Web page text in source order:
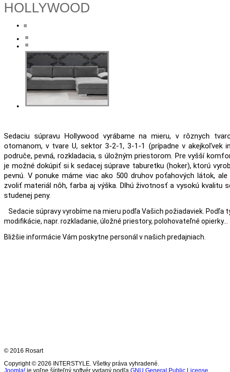
HOLLYWOOD
Sedaciu súpravu Hollywood vyrábame na mieru, v rôznych
otomanom, v tvare U, sektor 3-2-1, 3-1-1 (prípadne v akejkoľvek
područe, pevná, rozkladacia, s úložným priestorom. Pre vyšší
je možné dokúpiť si k sedacej súprave taburetku (hoker), ktorú
pevnú. V ponuke máme viac ako 500 druhov poťahových látok,
zvoliť materiál nôh, farba aj výška. Dlhú životnosť a vysokú kvalitu
studenej peny.
Sedacie súpravy vyrobíme na mieru podľa Vašich požiadaviek. Podľa
modifikácie, napr. rozkladanie, úložné priestory, polohovateľné opierky...
Bližšie informácie Vám poskytne personál v našich predajniach.
© 2016 Rosart
Copyright © 2026 INTERSTYLE. Všetky práva vyhradené.